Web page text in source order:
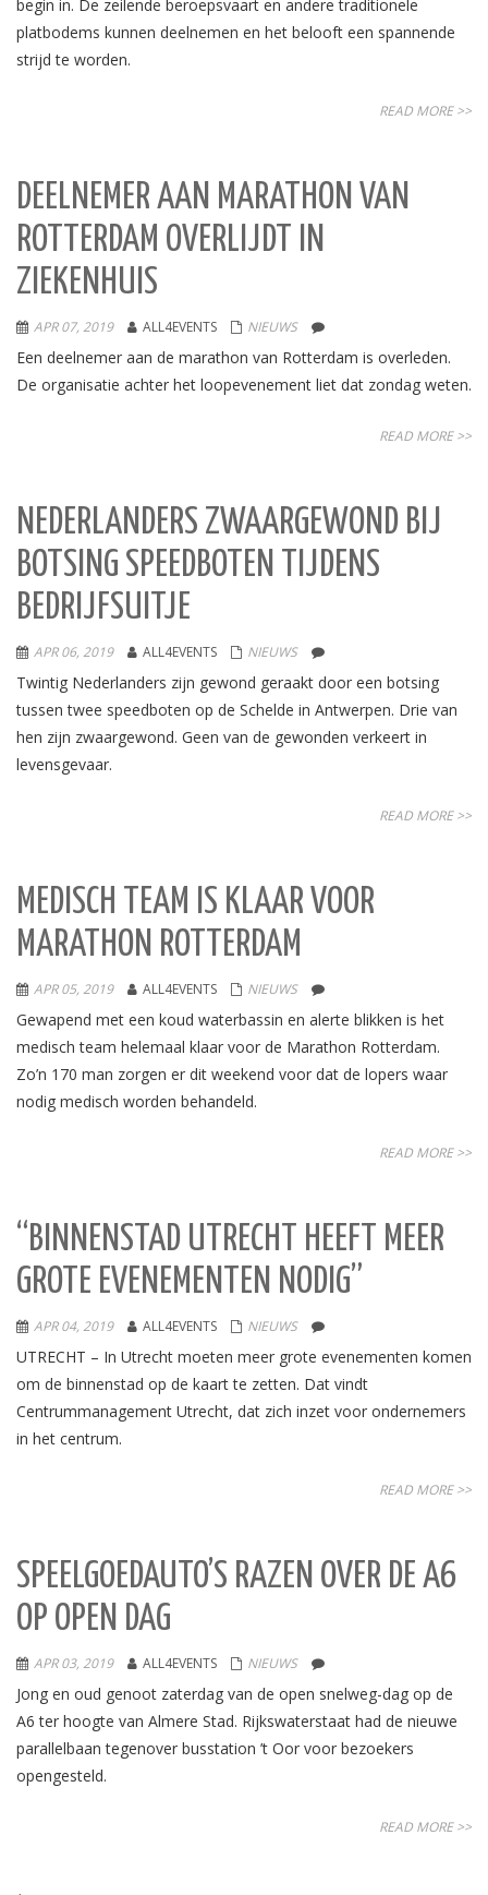
begin in. De zeilende beroepsvaart en andere traditionele
platbodems kunnen deelnemen en het belooft een spannende
strijd te worden.
READ MORE >>
DEELNEMER AAN MARATHON VAN
ROTTERDAM OVERLIJDT IN
ZIEKENHUIS
APR 07, 2019 ALL4EVENTS NIEUWS
Een deelnemer aan de marathon van Rotterdam is overleden.
De organisatie achter het loopevenement liet dat zondag weten.
READ MORE >>
NEDERLANDERS ZWAARGEWOND BIJ
BOTSING SPEEDBOTEN TIJDENS
BEDRIJFSUITJE
APR 06, 2019 ALL4EVENTS NIEUWS
Twintig Nederlanders zijn gewond geraakt door een botsing
tussen twee speedboten op de Schelde in Antwerpen. Drie van
hen zijn zwaargewond. Geen van de gewonden verkeert in
levensgevaar.
READ MORE >>
MEDISCH TEAM IS KLAAR VOOR
MARATHON ROTTERDAM
APR 05, 2019 ALL4EVENTS NIEUWS
Gewapend met een koud waterbassin en alerte blikken is het
medisch team helemaal klaar voor de Marathon Rotterdam.
Zo’n 170 man zorgen er dit weekend voor dat de lopers waar
nodig medisch worden behandeld.
READ MORE >>
“BINNENSTAD UTRECHT HEEFT MEER
GROTE EVENEMENTEN NODIG”
APR 04, 2019 ALL4EVENTS NIEUWS
UTRECHT – In Utrecht moeten meer grote evenementen komen
om de binnenstad op de kaart te zetten. Dat vindt
Centrummanagement Utrecht, dat zich inzet voor ondernemers
in het centrum.
READ MORE >>
SPEELGOEDAUTO’S RAZEN OVER DE A6
OP OPEN DAG
APR 03, 2019 ALL4EVENTS NIEUWS
Jong en oud genoot zaterdag van de open snelweg-dag op de
A6 ter hoogte van Almere Stad. Rijkswaterstaat had de nieuwe
parallelbaan tegenover busstation ’t Oor voor bezoekers
opengesteld.
READ MORE >>